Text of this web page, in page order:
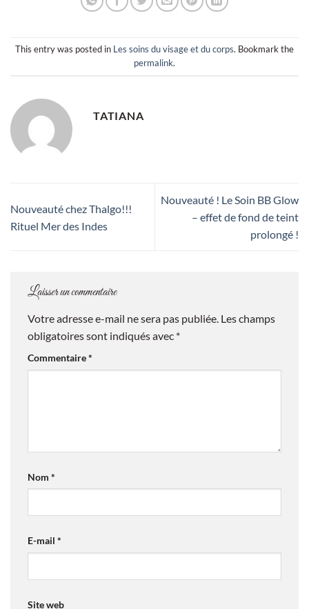
This entry was posted in Les soins du visage et du corps. Bookmark the
permalink.
TATIANA
Nouveauté chez Thalgo!!!
Rituel Mer des Indes
Nouveauté ! Le Soin BB Glow
– effet de fond de teint
prolongé !
Laisser un commentaire
Votre adresse e-mail ne sera pas publiée. Les champs
obligatoires sont indiqués avec *
Commentaire*
Nom *
E-mail *
Site web